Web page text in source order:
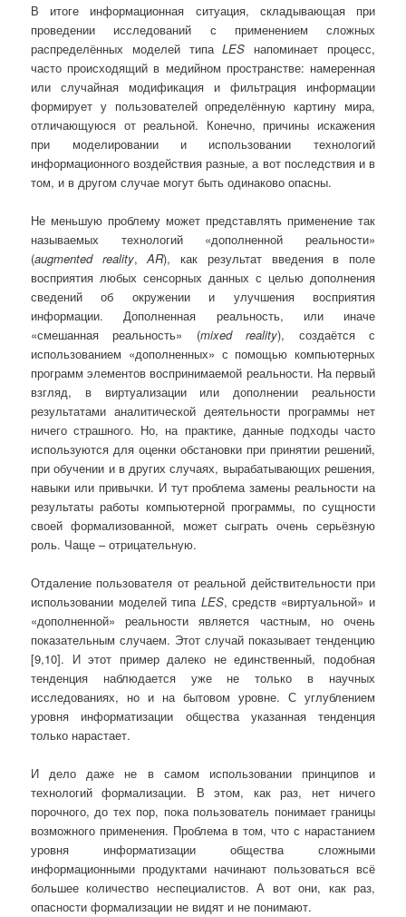
В итоге информационная ситуация, складывающая при
проведении исследований с применением сложных
распределённых моделей типаLES напоминает процесс,
часто происходящий в медийном пространстве: намеренная
или случайная модификация и фильтрация информации
формирует у пользователей определённую картину мира,
отличающуюся от реальной. Конечно, причины искажения
при моделировании и использовании технологий
информационного воздействия разные, а вот последствия и в
том, и в другом случае могут быть одинаково опасны.
Не меньшую проблему может представлять применение так
называемых технологий «дополненной реальности»
(augmented reality,AR), как результат введения в поле
восприятия любых сенсорных данных с целью дополнения
сведений об окружении и улучшения восприятия
информации. Дополненная реальность, или иначе
«смешанная реальность» (mixed reality), создаётся с
использованием «дополненных» с помощью компьютерных
программ элементов воспринимаемой реальности. На первый
взгляд, в виртуализации или дополнении реальности
результатами аналитической деятельности программы нет
ничего страшного. Но, на практике, данные подходы часто
используются для оценки обстановки при принятии решений,
при обучении и в других случаях, вырабатывающих решения,
навыки или привычки. И тут проблема замены реальности на
результаты работы компьютерной программы, по сущности
своей формализованной, может сыграть очень серьёзную
роль. Чаще – отрицательную.
Отдаление пользователя от реальной действительности при
использовании моделей типа LES, средств «виртуальной» и
«дополненной» реальности является частным, но очень
показательным случаем. Этот случай показывает тенденцию
[9,10]. И этот пример далеко не единственный, подобная
тенденция наблюдается уже не только в научных
исследованиях, но и на бытовом уровне. С углублением
уровня информатизации общества указанная тенденция
только нарастает.
И дело даже не в самом использовании принципов и
технологий формализации. В этом, как раз, нет ничего
порочного, до тех пор, пока пользователь понимает границы
возможного применения. Проблема в том, что с нарастанием
уровня информатизации общества сложными
информационными продуктами начинают пользоваться всё
большее количество неспециалистов. А вот они, как раз,
опасности формализации не видят и не понимают.